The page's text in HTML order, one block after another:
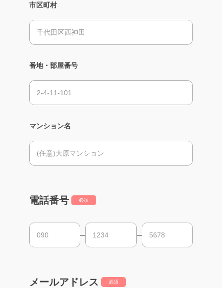
市区町村
番地・部屋番号
マンション名
電話番号 必須
メールアドレス 必須